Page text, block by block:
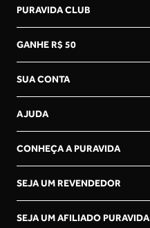
PURAVIDA CLUB
GANHE R$ 50
SUA CONTA
AJUDA
CONHEÇA A PURAVIDA
SEJA UM REVENDEDOR
SEJA UM AFILIADO PURAVIDA